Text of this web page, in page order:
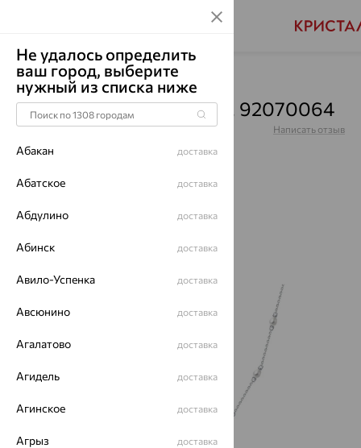
Главная Каталог Колье Жемчуг
Колье, серебро, жемчуг, 92070064
Артикул:92070064 Написать отзыв
Не удалось определить
ваш город, выберите
нужный из списка ниже
Абакан доставка
Абатское доставка
Абдулино доставка
Абинск доставка
Авило-Успенка доставка
Авсюнино доставка
Агалатово доставка
Агидель доставка
Агинское доставка
Агрыз доставка